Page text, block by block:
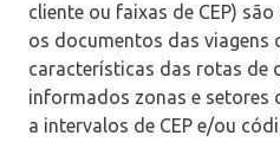
cliente ou faixas de CEP)
os documentos das viagens
características das rotas de
informados zonas e setores
a intervalos de CEP e/ou